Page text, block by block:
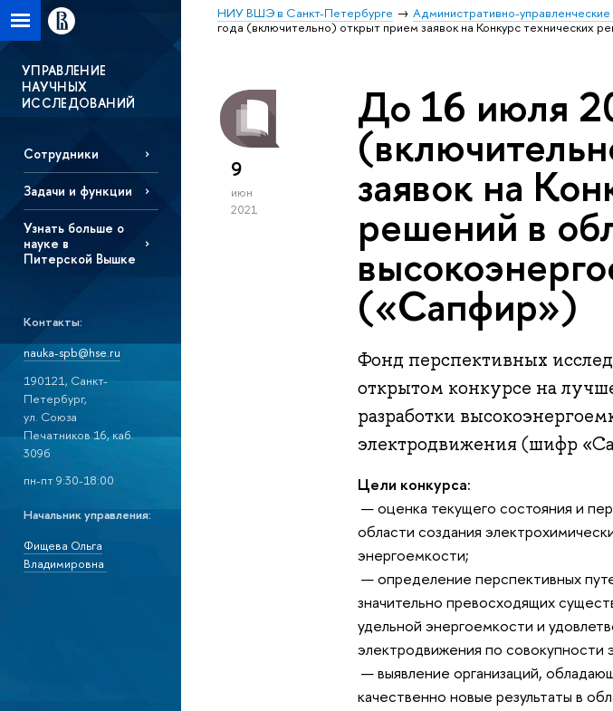
НИУ ВШЭ в Санкт-Петербурге Административно-
года (включительно) открыт прием заявок на Конкурс технических
УПРАВЛЕНИЕ
НАУЧНЫХ
ИССЛЕДОВАНИЙ
Сотрудники
Задачи и функции
Узнать больше о
науке в
Питерской Вышке
Контакты:
nauka-spb@hse.ru
190121, Санкт-
Петербург,
ул. Союза
Печатников 16, каб.
309б
пн-пт 9:30-18:00
Начальник управления:
Фищева Ольга
Владимировна
9
июн
2021
До 16 июля
заявок на
решений в
(«Сапфир»)
Фонд перспективных
открытом конкурсе на
разработки
электродвижения (шифр
Цели конкурса:
— оценка текущего состояния и
области создания
энергоемкости;
— определение перспективных
значительно превосходящих
удельной энергоемкости и
электродвижения по совокупности
— выявление организаций,
качественно новые результаты в